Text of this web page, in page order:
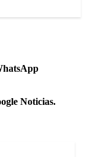
Noticias.